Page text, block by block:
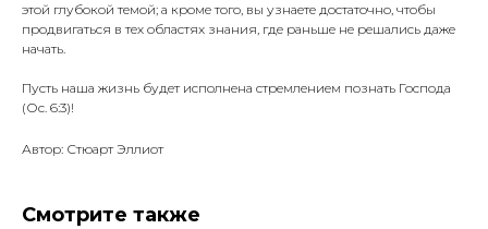
этой глубокой темой; а кроме того, вы узнаете достаточно, чтобы
про­двигаться в тех областях знания, где раньше не решались даже
начать.
Пусть наша жизнь будет исполнена стремле­нием познать Господа
(Ос. 6:3)!
Автор: Стюарт Эллиот
Смотрите также